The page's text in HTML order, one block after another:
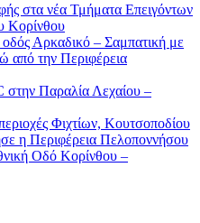
στα νέα Τμήματα Επειγόντων
Κορίνθου
οδός Αρκαδικό – Σαμπατική με
από την Περιφέρεια
Παραλία Λεχαίου –
Φιχτίων, Κουτσοποδίου
η Περιφέρεια Πελοποννήσου
Oδό Κορίνθου –